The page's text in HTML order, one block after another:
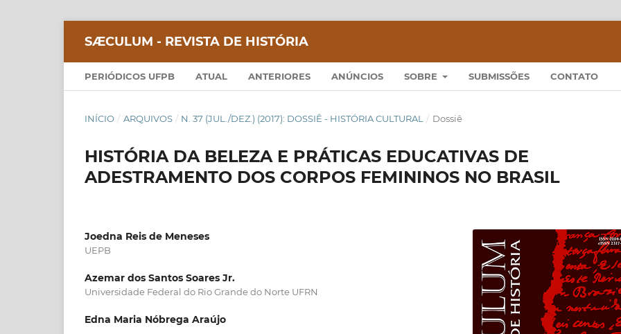
SÆCULUM - REVISTA DE HISTÓRIA
PERIÓDICOS UFPB ATUAL ANTERIORES ANÚNCIOS SOBRE SUBMISSÕES CONTATO
INÍCIO / ARQUIVOS / N. 37 (JUL./DEZ.) (2017): DOSSIÊ - HISTÓRIA CULTURAL / Dossiê
HISTÓRIA DA BELEZA E PRÁTICAS EDUCATIVAS DE
ADESTRAMENTO DOS CORPOS FEMININOS NO BRASIL
Joedna Reis de Meneses
UEPB
Azemar dos Santos Soares Jr.
Universidade Federal do Rio Grande do Norte UFRN
Edna Maria Nóbrega Araújo